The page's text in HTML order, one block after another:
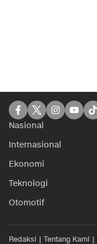
Nasional
Internasional
Ekonomi
Teknologi
Otomotif
Redaksi Tentang Kami